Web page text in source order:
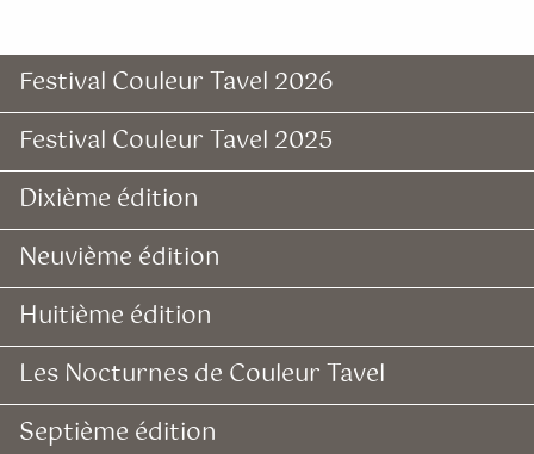
Festival Couleur Tavel 2026
Festival Couleur Tavel 2025
Dixième édition
Neuvième édition
Huitième édition
Les Nocturnes de Couleur Tavel
Septième édition